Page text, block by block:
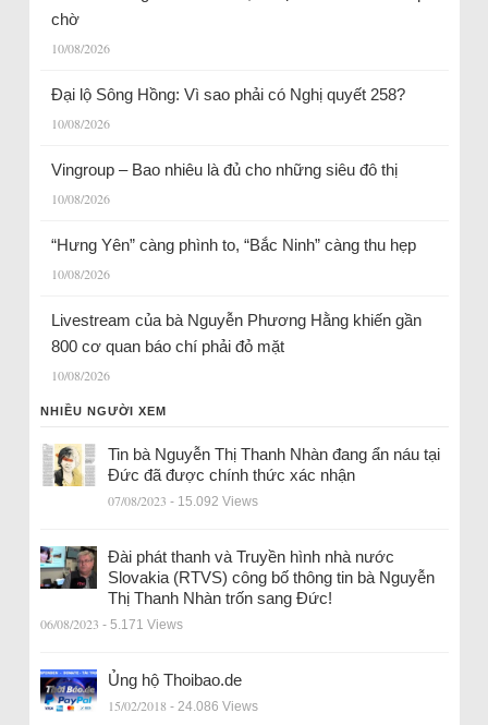
chờ
10/08/2026
Đại lộ Sông Hồng: Vì sao phải có Nghị quyết 258?
10/08/2026
Vingroup – Bao nhiêu là đủ cho những siêu đô thị
10/08/2026
“Hưng Yên” càng phình to, “Bắc Ninh” càng thu hẹp
10/08/2026
Livestream của bà Nguyễn Phương Hằng khiến gần
800 cơ quan báo chí phải đỏ mặt
10/08/2026
NHIỀU NGƯỜI XEM
Tin bà Nguyễn Thị Thanh Nhàn đang ẩn náu tại
Đức đã được chính thức xác nhận
07/08/2023 - 15.092 Views
Đài phát thanh và Truyền hình nhà nước
Slovakia (RTVS) công bố thông tin bà Nguyễn
Thị Thanh Nhàn trốn sang Đức!
06/08/2023 - 5.171 Views
Ủng hộ Thoibao.de
15/02/2018 - 24.086 Views